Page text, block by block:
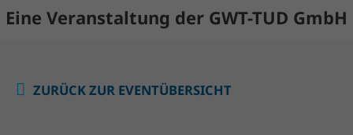
Eine Veranstaltung der GWT-TUD GmbH
ZURÜCK ZUR EVENTÜBERSICHT